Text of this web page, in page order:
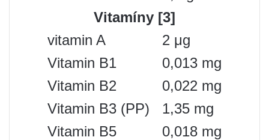
Vitamíny [3]
vitamin A
2 μg
Vitamin B1
0,013 mg
Vitamin B2
0,022 mg
Vitamin B3 (PP)
1,35 mg
Vitamin B5
0,018 mg